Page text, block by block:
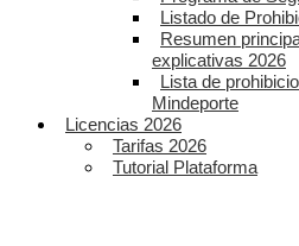
Listado de
Resumen
explicativas 2026
Lista de
Mindeporte
Licencias 2026
Tarifas 2026
Tutorial Plataforma